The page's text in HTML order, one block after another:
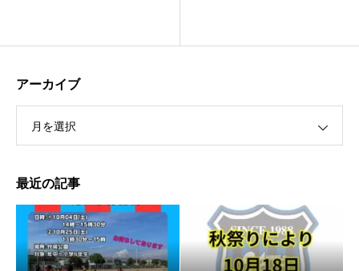
アーカイブ
月を選択
最近の記事